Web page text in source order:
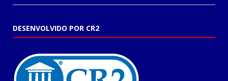
DESENVOLVIDO POR CR2